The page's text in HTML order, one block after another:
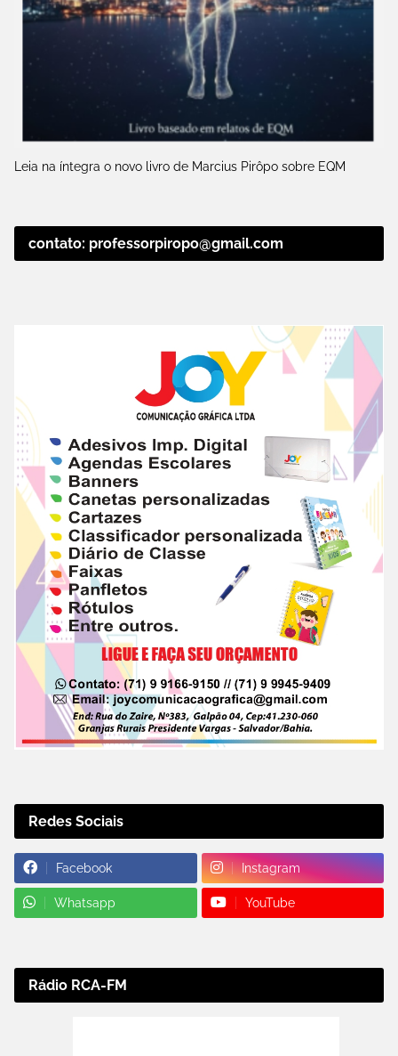
Leia na íntegra o novo livro de Marcius Pirôpo sobre EQM
contato: professorpiropo@gmail.com
Redes Sociais
Facebook Instagram
Whatsapp YouTube
Rádio RCA-FM